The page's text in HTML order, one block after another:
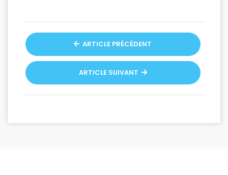
ARTICLE PRÉCÉDENT
ARTICLE SUIVANT